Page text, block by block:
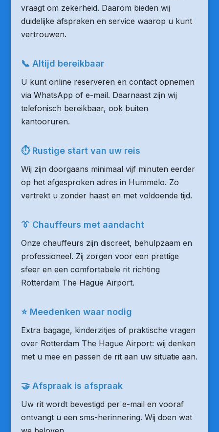
vraagt om zekerheid. Daarom bieden wij
duidelijke afspraken en service waarop u kunt
vertrouwen.
📞 Altijd bereikbaar
U kunt online reserveren en contact opnemen
via WhatsApp of e-mail. Daarnaast zijn wij
telefonisch bereikbaar, ook buiten
kantooruren.
⏱ Rustige start van uw reis
Wij zijn doorgaans minimaal vijf minuten eerder
op het afgesproken adres in Hummelo. Zo
vertrekt u zonder haast en met voldoende tijd.
👔 Chauffeurs met aandacht
Onze chauffeurs zijn discreet, behulpzaam en
professioneel. Zij zorgen voor een prettige
sfeer en een comfortabele rit richting
Rotterdam The Hague Airport.
⭐ Meedenken waar nodig
Extra bagage, kinderzitjes of praktische vragen
over Rotterdam The Hague Airport: wij denken
met u mee en passen de rit aan uw situatie aan.
🤝 Afspraak is afspraak
Uw rit wordt bevestigd per e-mail en vooraf
ontvangt u een sms-herinnering. Wij doen wat